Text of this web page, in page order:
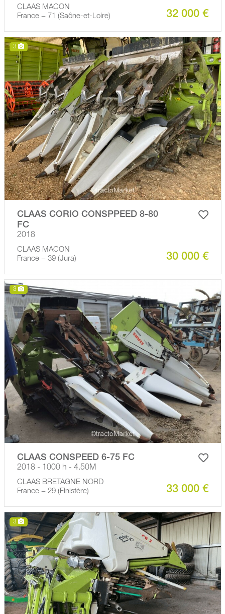
CLAAS MACON
France − 71 (Saône-et-Loire)
32 000 €
3
CLAAS CORIO CONSPPEED 8-80
FC
2018
CLAAS MACON
France − 39 (Jura)
30 000 €
3
CLAAS CONSPEED 6-75 FC
2018 - 1000 h - 4.50M
CLAAS BRETAGNE NORD
France − 29 (Finistère)
33 000 €
3